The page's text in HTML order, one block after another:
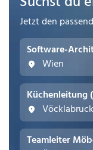
Jetzt den
Software-
Wien
Vöcklabruck
Teamleiter